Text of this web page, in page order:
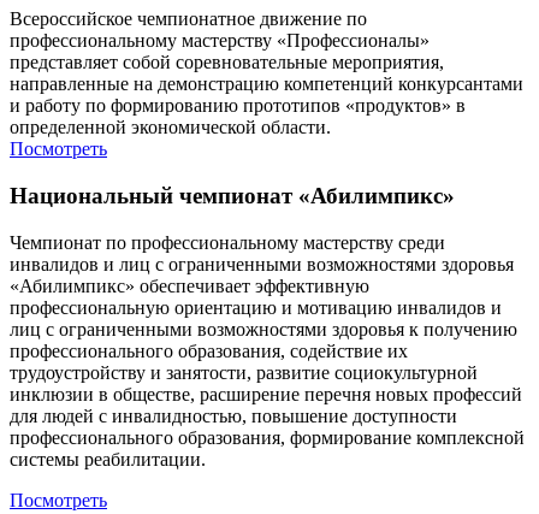
Всероссийское чемпионатное движение по
профессиональному мастерству «Профессионалы»
представляет собой соревновательные мероприятия,
направленные на демонстрацию компетенций конкурсантами
и работу по формированию прототипов «продуктов» в
определенной экономической области.
Посмотреть
Национальный чемпионат «Абилимпикс»
Чемпионат по профессиональному мастерству среди
инвалидов и лиц с ограниченными возможностями здоровья
«Абилимпикс» обеспечивает эффективную
профессиональную ориентацию и мотивацию инвалидов и
лиц с ограниченными возможностями здоровья к получению
профессионального образования, содействие их
трудоустройству и занятости, развитие социокультурной
инклюзии в обществе, расширение перечня новых профессий
для людей с инвалидностью, повышение доступности
профессионального образования, формирование комплексной
системы реабилитации.
Посмотреть